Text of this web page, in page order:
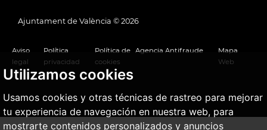
Utilizamos cookies
Usamos cookies y otras técnicas de rastreo para mejorar
tu experiencia de navegación en nuestra web, para
mostrarte contenidos personalizados y anuncios
Ajuntament de València © 2026
Aviso
legal
Política
privacidad
Política de
cookies
Agencia Antifraude
Mapa
Web